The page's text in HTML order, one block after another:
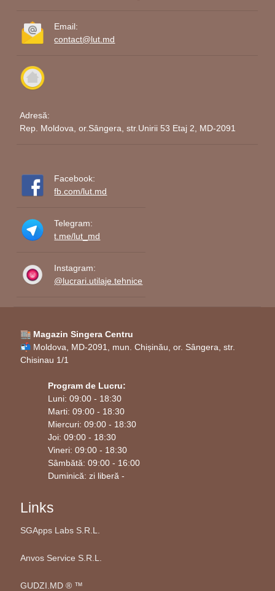
Email:
contact@lut.md
Adresă:
Rep. Moldova, or.Sângera, str.Unirii 53 Etaj 2, MD-2091
Facebook:
fb.com/lut.md
Telegram:
t.me/lut_md
Instagram:
@lucrari.utilaje.tehnice
🏬 Magazin Singera Centru
📬 Moldova, MD-2091, mun. Chișinău, or. Sângera, str.
Chisinau 1/1
Program de Lucru:
Luni: 09:00 - 18:30
Marti: 09:00 - 18:30
Miercuri: 09:00 - 18:30
Joi: 09:00 - 18:30
Vineri: 09:00 - 18:30
Sâmbătă: 09:00 - 16:00
Duminică: zi liberă -
Links
SGApps Labs S.R.L.
Anvos Service S.R.L.
GUDZI.MD ®️ ™️